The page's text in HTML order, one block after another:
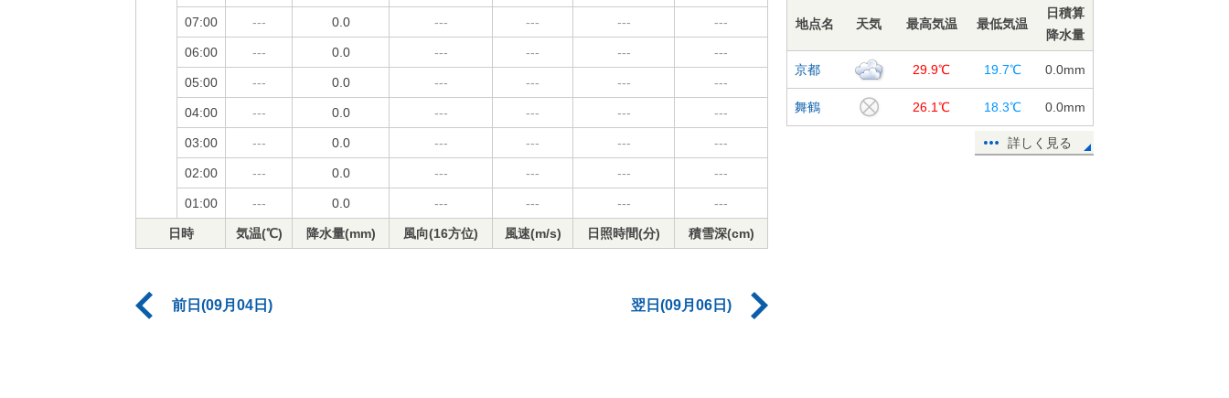
07:00 --- 0.0 --- --- --- ---
06:00 --- 0.0 --- --- --- ---
05:00 --- 0.0 --- --- --- ---
04:00 --- 0.0 --- --- --- ---
03:00 --- 0.0 --- --- --- ---
02:00 --- 0.0 --- --- --- ---
01:00 --- 0.0 --- --- --- ---
日時 気温(℃) 降水量(mm) 風向(16方位) 風速(m/s) 日照時間(分) 積雪深(cm)
前日(09月04日) 翌日(09月06日)
地点名 天気 最高気温 最低気温
日積算
降水量
京都 29.9℃ 19.7℃ 0.0mm
舞鶴 26.1℃ 18.3℃ 0.0mm
詳しく見る